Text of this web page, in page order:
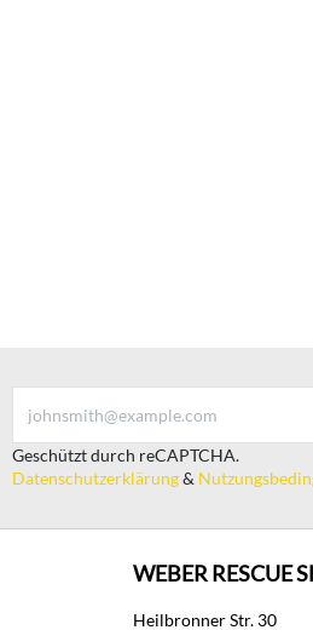
Geschützt durch reCAPTCHA.
Datenschutzerklärung&
WEBER RESCUE
Heilbronner Str. 30